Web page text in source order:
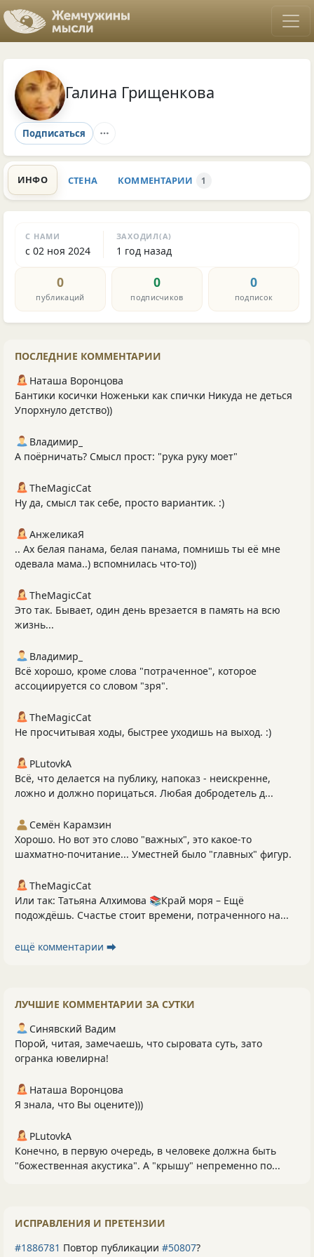
Галина Грищенкова
Подписаться
ИНФО СТЕНА КОММЕНТАРИИ 1
С НАМИ
с 02 ноя 2024
ЗАХОДИЛ(А)
1 год назад
0
публикаций
0
подписчиков
0
подписок
ПОСЛЕДНИЕ КОММЕНТАРИИ
Наташа Воронцова
Бантики косички Ноженьки как спички Никуда не деться
Упорхнуло детство))
Владимир_
А поёрничать? Смысл прост: "рука руку моет"
TheMagicCat
Ну да, смысл так себе, просто вариантик. :)
АнжеликаЯ
.. Ах белая панама, белая панама, помнишь ты её мне
одевала мама..) вспомнилась что-то))
TheMagicCat
Это так. Бывает, один день врезается в память на всю
жизнь...
Владимир_
Всё хорошо, кроме слова "потраченное", которое
ассоциируется со словом "зря".
TheMagicCat
Не просчитывая ходы, быстрее уходишь на выход. :)
PLutоvkА
Всё, что делается на публику, напоказ - неискренне,
ложно и должно порицаться. Любая добродетель д...
Семён Карамзин
Хорошо. Но вот это слово "важных", это какое-то
шахматно-почитание... Уместней было "главных" фигур.
TheMagicCat
Или так: Татьяна Алхимова 📚Край моря – Ещё
подождёшь. Счастье стоит времени, потраченного на...
ещё комментарии ⮕
ЛУЧШИЕ КОММЕНТАРИИ ЗА СУТКИ
Синявский Вадим
Порой, читая, замечаешь, что сыровата суть, зато
огранка ювелирна!
Наташа Воронцова
Я знала, что Вы оцените)))
PLutоvkА
Конечно, в первую очередь, в человеке должна быть
"божественная акустика". А "крышу" непременно по...
ИСПРАВЛЕНИЯ И ПРЕТЕНЗИИ
#1886781 Повтор публикации #50807?